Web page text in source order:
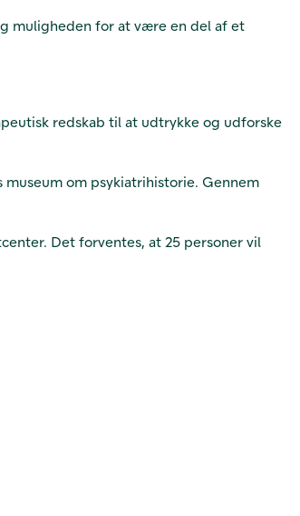
muligheden for at være en del af et
redskab til at udtrykke og udforske
om psykiatrihistorie. Gennem
Det forventes, at 25 personer vil